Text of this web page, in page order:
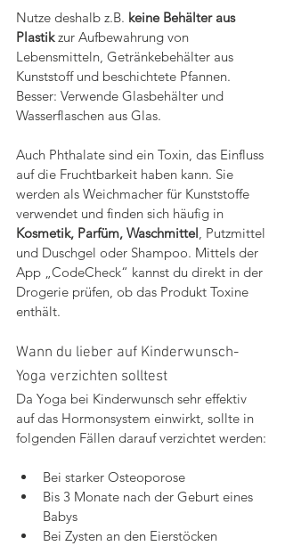
Nutze deshalb z.B. keine Behälter aus
Plastik zur Aufbewahrung von
Lebensmitteln, Getränkebehälter aus
Kunststoff und beschichtete Pfannen.
Besser: Verwende Glasbehälter und
Wasserflaschen aus Glas.
Auch Phthalate sind ein Toxin, das Einfluss
auf die Fruchtbarkeit haben kann. Sie
werden als Weichmacher für Kunststoffe
verwendet und finden sich häufig in
Kosmetik, Parfüm, Waschmittel, Putzmittel
und Duschgel oder Shampoo. Mittels der
App „CodeCheck“ kannst du direkt in der
Drogerie prüfen, ob das Produkt Toxine
enthält.
Wann du lieber auf Kinderwunsch-
Yoga verzichten solltest
Da Yoga bei Kinderwunsch sehr effektiv
auf das Hormonsystem einwirkt, sollte in
folgenden Fällen darauf verzichtet werden:
Bei starker Osteoporose
Bis 3 Monate nach der Geburt eines
Babys
Bei Zysten an den Eierstöcken